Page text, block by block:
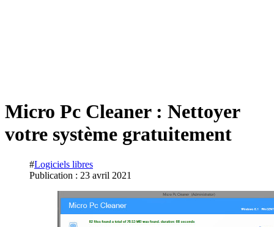
Micro Pc Cleaner : Nettoyer
votre système gratuitement
#Logiciels libres
Publication : 23 avril 2021